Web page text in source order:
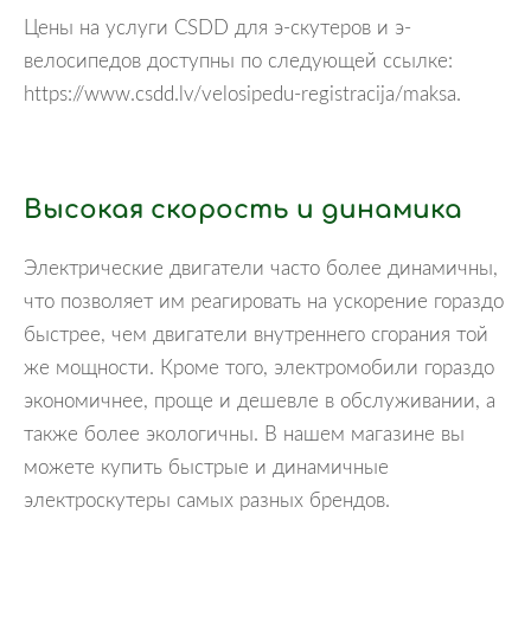
Цены на услуги CSDD для э-скутеров и э-
велосипедов доступны по следующей ссылке:
https://www.csdd.lv/velosipedu-registracija/maksa.
Высокая скорость и динамика
Электрические двигатели часто более динамичны,
что позволяет им реагировать на ускорение гораздо
быстрее, чем двигатели внутреннего сгорания той
же мощности. Кроме того, электромобили гораздо
экономичнее, проще и дешевле в обслуживании, а
также более экологичны. В нашем магазине вы
можете купить быстрые и динамичные
электроскутеры самых разных брендов.